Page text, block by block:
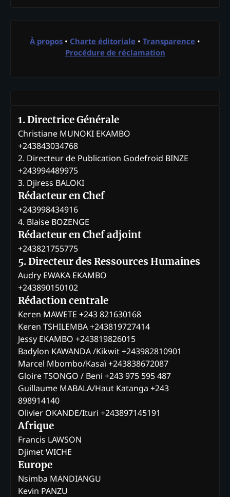
À propos • Charte éditoriale • Transparence •
Procédure de réclamation
1. Directrice Générale
Christiane MUNOKI EKAMBO
+243843034768
2. Directeur de Publication Godefroid BINZE
+243994489975
3. Djiress BALOKI
Rédacteur en Chef
+243998434916
4. Blaise BOZENGE
Rédacteur en Chef adjoint
+243821755775
5. Directeur des Ressources Humaines
Audry EWAKA EKAMBO
+243890150102
Rédaction centrale
Keren MAWETE +243 821630168
Keren TSHILEMBA +243819727414
Jessy EKAMBO +243819826015
Badylon KAWANDA /Kikwit +243982810901
Marcel Mbombo/Kasaï +243838672087
Gloire TSONGO / Beni +243 975 595 487
Guillaume MABALA/Haut Katanga +243
898914140
Olivier OKANDE/Ituri +243897145191
Afrique
Francis LAWSON
Djimet WICHE
Europe
Nsimba MANDIANGU
Kevin PANZU